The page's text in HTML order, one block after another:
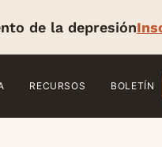
de la depresión
RECURSOS BOLETÍN